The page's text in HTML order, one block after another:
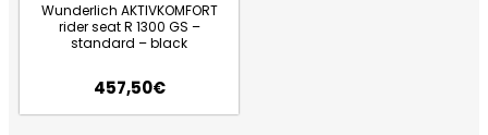
Wunderlich AKTIVKOMFORT
rider seat R 1300 GS –
standard – black
457,50€